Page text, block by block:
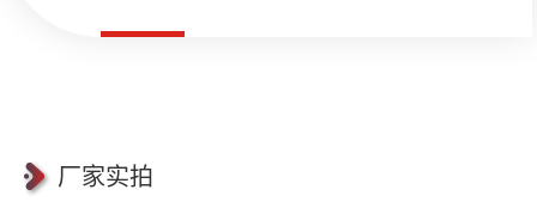
RUI
厂家实拍